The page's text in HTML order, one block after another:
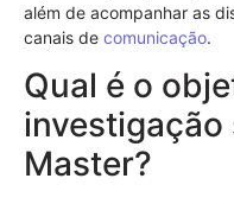
além de acompanhar as
canais de comunicação.
Qual é o
investigação
Master?